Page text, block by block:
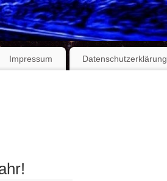
Impressum Datenschutzerklärung